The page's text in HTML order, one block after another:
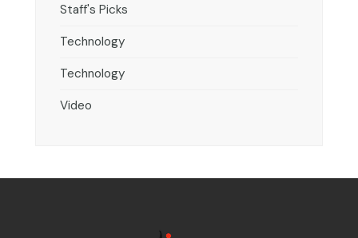
Staff's Picks
Technology
Technology
Video